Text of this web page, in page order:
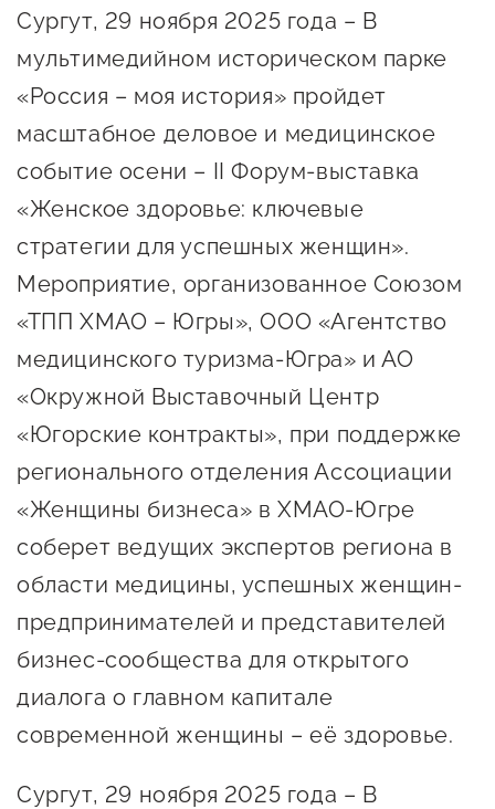
Онлайн-витрина продукции
Социальные сети "Мой
Бизнес Югра"
Меры поддержки
поддержки
Консультационная поддержка
Образовательная поддержка
Поддержка креативного и
инновационно-
технологического
предпринимательства
Поддержка социальных
предпринимателей
Поддержка экспортеров
Финансовая поддержка
Меры поддержки в условиях
внешнего санкционного
Сургут, 29 ноября 2025 года – В
мультимедийном историческом парке
«Россия – моя история» пройдет
масштабное деловое и медицинское
событие осени – II Форум-выставка
«Женское здоровье: ключевые
стратегии для успешных женщин».
Мероприятие, организованное Союзом
«ТПП ХМАО – Югры», ООО «Агентство
медицинского туризма-Югра» и АО
«Окружной Выставочный Центр
«Югорские контракты», при поддержке
регионального отделения Ассоциации
«Женщины бизнеса» в ХМАО-Югре
соберет ведущих экспертов региона в
области медицины, успешных женщин-
предпринимателей и представителей
бизнес-сообщества для открытого
диалога о главном капитале
современной женщины – её здоровье.
Сургут, 29 ноября 2025 года – В